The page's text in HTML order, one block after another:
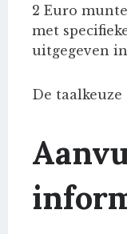
2 Euro
met
uitgegeven
De